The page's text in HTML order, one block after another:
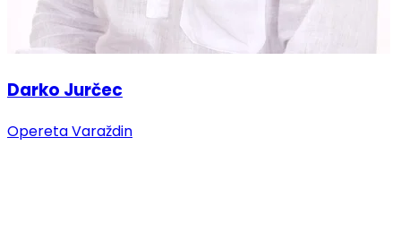
Darko Jurčec
Opereta Varaždin